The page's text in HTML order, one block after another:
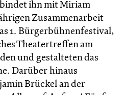
ihn mit Miriam
Zusammenarbeit
1. Bürgerbühnenfestival,
Theatertreffen am
und gestalteten das
Darüber hinaus
Brückel an der